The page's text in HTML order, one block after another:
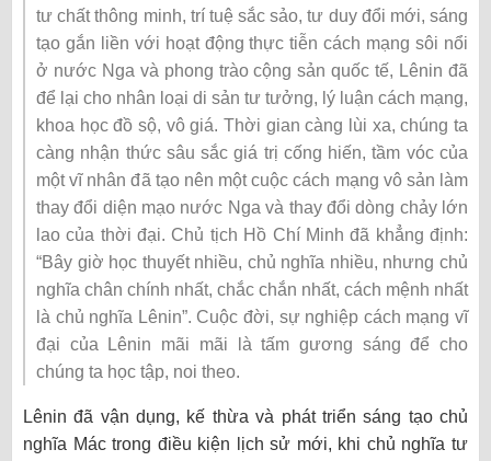
tư chất thông minh, trí tuệ sắc sảo, tư duy đổi mới, sáng
tạo gắn liền với hoạt động thực tiễn cách mạng sôi nổi
ở nước Nga và phong trào cộng sản quốc tế, Lênin đã
để lại cho nhân loại di sản tư tưởng, lý luận cách mạng,
khoa học đồ sộ, vô giá. Thời gian càng lùi xa, chúng ta
càng nhận thức sâu sắc giá trị cống hiến, tầm vóc của
một vĩ nhân đã tạo nên một cuộc cách mạng vô sản làm
thay đổi diện mạo nước Nga và thay đổi dòng chảy lớn
lao của thời đại. Chủ tịch Hồ Chí Minh đã khẳng định:
“Bây giờ học thuyết nhiều, chủ nghĩa nhiều, nhưng chủ
nghĩa chân chính nhất, chắc chắn nhất, cách mệnh nhất
là chủ nghĩa Lênin”. Cuộc đời, sự nghiệp cách mạng vĩ
đại của Lênin mãi mãi là tấm gương sáng để cho
chúng ta học tập, noi theo.
Lênin đã vận dụng, kế thừa và phát triển sáng tạo chủ
nghĩa Mác trong điều kiện lịch sử mới, khi chủ nghĩa tư